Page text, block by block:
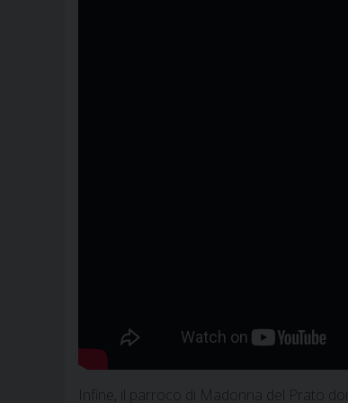
Infine, il parroco di Madonna del Prato don